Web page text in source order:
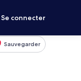
Se connecter
Sauvegarder